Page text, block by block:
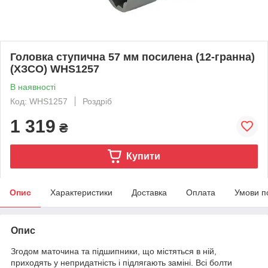
Головка ступична 57 мм посилена (12-гранна)
(ХЗСО) WHS1257
В наявності
Код: WHS1257
Роздріб
1 319 ₴
Купити
Опис Характеристики Доставка Оплата Умови
Опис
Згодом маточина та підшипники, що містяться в ній,
приходять у непридатність і підлягають заміні. Всі болти